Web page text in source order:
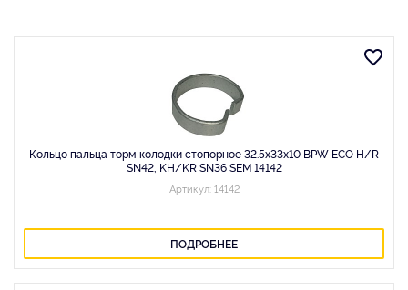
Кольцо пальца торм колодки стопорное 32.5x33x10 BPW ECO H/R
SN42, KH/KR SN36 SEM 14142
Артикул: 14142
ПОДРОБНЕЕ